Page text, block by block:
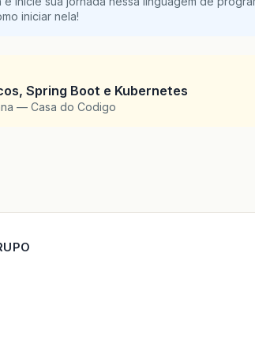
iniciar nela!
Spring Boot e Kubernetes
— Casa do Codigo